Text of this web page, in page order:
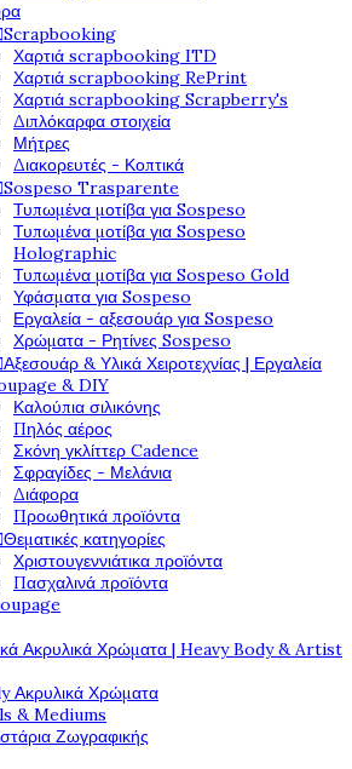
Scrapbooking
Χαρτιά scrapbooking ITD
Χαρτιά scrapbooking RePrint
Χαρτιά scrapbooking Scrapberry's
Διπλόκαρφα στοιχεία
Μήτρες
Διακορευτές - Κοπτικά
Sospeso Trasparente
Τυπωμένα μοτίβα για Sospeso
Τυπωμένα μοτίβα για Sospeso
Holographic
Τυπωμένα μοτίβα για Sospeso Gold
Υφάσματα για Sospeso
Εργαλεία - αξεσουάρ για Sospeso
Χρώματα - Ρητίνες Sospeso
Αξεσουάρ & Υλικά Χειροτεχνίας | Εργαλεία
& DIY
Καλούπια σιλικόνης
Πηλός αέρος
Σκόνη γκλίττερ Cadence
Σφραγίδες - Μελάνια
Διάφορα
Προωθητικά προϊόντα
Θεματικές κατηγορίες
Χριστουγεννιάτικα προϊόντα
Πασχαλινά προϊόντα
Ακρυλικά Χρώματα | Heavy Body & Artist
Ακρυλικά Χρώματα
& Mediums
Ζωγραφικής